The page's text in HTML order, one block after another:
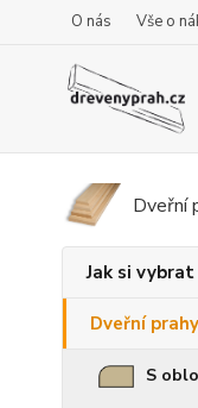
O nás Vše o
Dveřní
Jak si vybrat
Dveřní
S